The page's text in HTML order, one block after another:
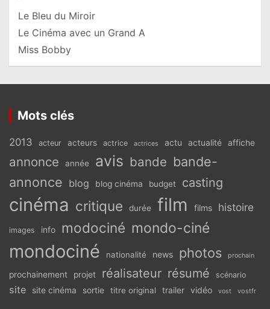
Le Bleu du Miroir
Le Cinéma avec un Grand A
Miss Bobby
Mots clés
2013 acteur acteurs actrice actrices actu actualité affiche
annonce année avis bande bande-
annonce blog blog cinéma budget casting
cinéma critique durée film films histoire
images info modociné mondo-ciné
mondociné nationalité news photos prochain
prochainement projet réalisateur résumé scénario
site site cinéma sortie titre original trailer vidéo vost vostfr